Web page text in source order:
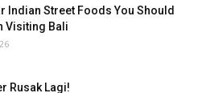
Indian Street Foods You Should
Visiting Bali
Rusak Lagi!